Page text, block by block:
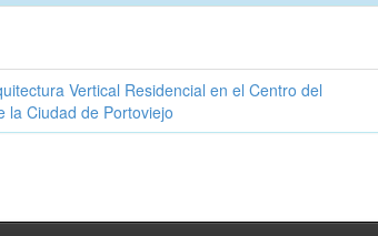
Vertical Residencial en el Centro del
la Ciudad de Portoviejo